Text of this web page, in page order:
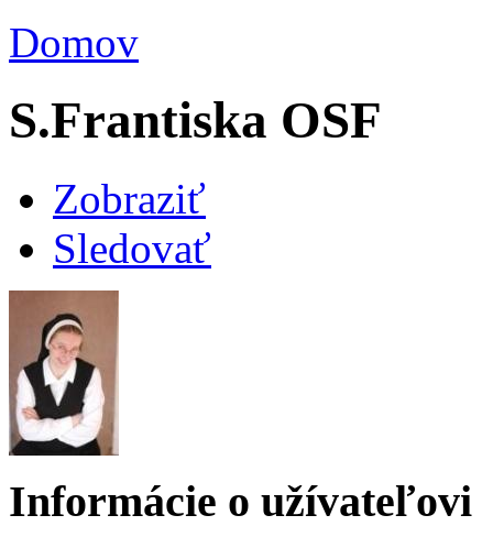
Domov
S.Frantiska OSF
Zobraziť
Sledovať
Informácie o užívateľovi